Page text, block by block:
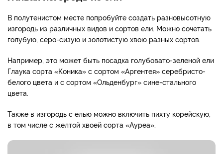
В полутенистом месте попробуйте создать разновысотную
изгородь из различных видов и сортов ели. Можно сочетать
голубую, серо-сизую и золотистую хвою разных сортов.
Например, это может быть посадка голубовато-зеленой ели
Глаука сорта «Коника» с сортом «Аргентея» серебристо-
белого цвета и с сортом «Ольденбург» сине-стального
цвета.
Также в изгородь с елью можно включить пихту корейскую,
в том числе с желтой хвоей сорта «Ауреа».